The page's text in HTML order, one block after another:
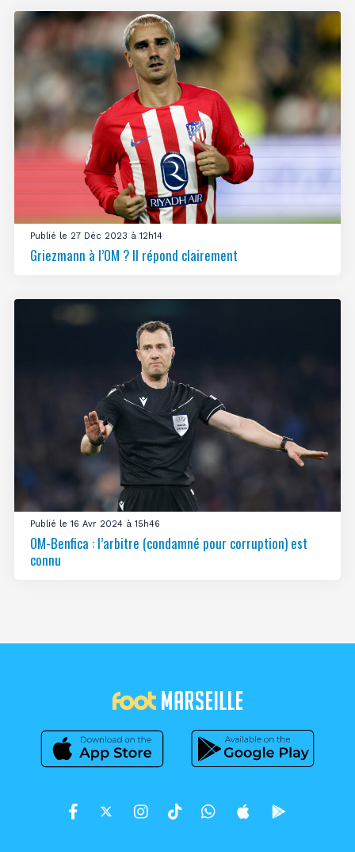
Publié le 27 Déc 2023 à 12h14
Griezmann à l’OM ? Il répond clairement
Publié le 16 Avr 2024 à 15h46
OM-Benfica : l’arbitre (condamné pour corruption) est
connu